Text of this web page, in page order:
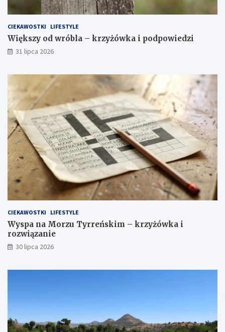
CIEKAWOSTKI LIFESTYLE
Większy od wróbla – krzyżówka i podpowiedzi
31 lipca 2026
CIEKAWOSTKI LIFESTYLE
Wyspa na Morzu Tyrreńskim – krzyżówka i
rozwiązanie
30 lipca 2026